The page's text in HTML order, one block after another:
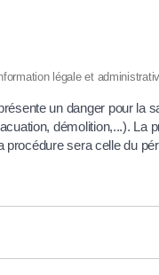
légale et
un danger pour la
démolition,...). La
procédure sera celle du